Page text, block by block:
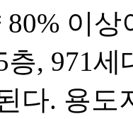
이
층, 971
다. 용도